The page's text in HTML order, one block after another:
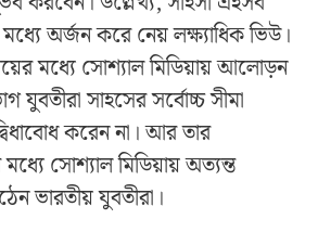
অর্জন করে নেয় লক্ষ্যাধিক ভিউ।
মধ্যে সোশ্যাল মিডিয়ায় আলোড়ন
যুবতীরা সাহসের সর্বোচ্চ সীমা
করেন না। আর তার
সোশ্যাল মিডিয়ায় অত্যন্ত
ভারতীয় যুবতীরা।